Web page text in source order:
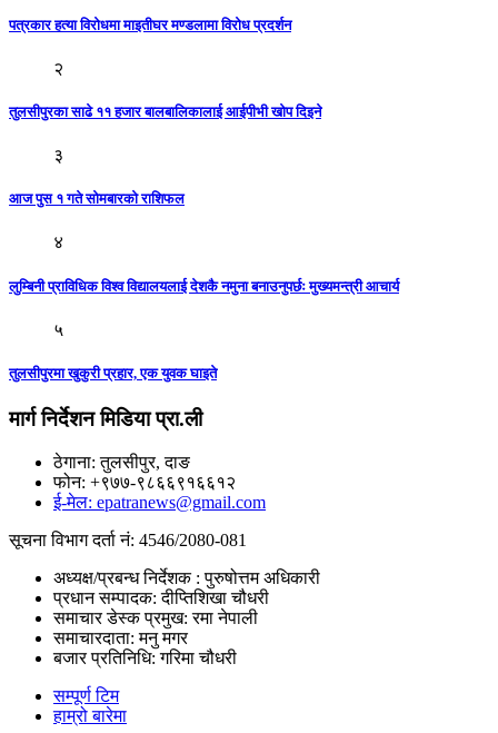
पत्रकार हत्या विरोधमा माइतीघर मण्डलामा विरोध प्रदर्शन
२
तुलसीपुरका साढे ११ हजार बालबालिकालाई आईपीभी खोप दिइने
३
आज पुस १ गते सोमबारकाे राशिफल
४
लुम्बिनी प्राविधिक विश्व विद्यालयलाई देशकै नमुना बनाउनुपर्छः मुख्यमन्त्री आचार्य
५
तुलसीपुरमा खुकुरी प्रहार, एक युवक घाइते
मार्ग निर्देशन मिडिया प्रा.ली
ठेगाना: तुलसीपुर, दाङ
फोन: +९७७-९८६६९१६६१२
ई-मेल: epatranews@gmail.com
सूचना विभाग दर्ता नं: 4546/2080-081
अध्यक्ष/प्रबन्ध निर्देशक : पुरुषोत्तम अधिकारी
प्रधान सम्पादक: दीप्तिशिखा चौधरी
समाचार डेस्क प्रमुख: रमा नेपाली
समाचारदाता: मनु मगर
बजार प्रतिनिधि: गरिमा चौधरी
सम्पूर्ण टिम
हाम्रो बारेमा